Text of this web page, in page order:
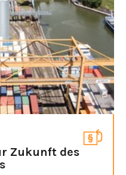
Zukunft des